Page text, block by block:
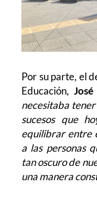
Por su parte, el
Educación,
necesitaba
sucesos que
equilibrar entre
a las personas
tan oscuro de
una manera